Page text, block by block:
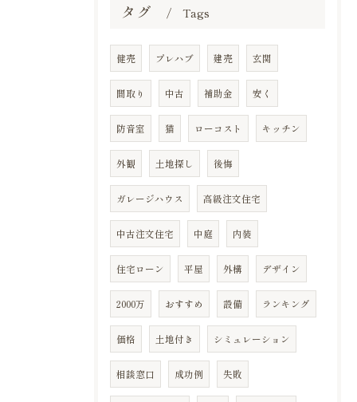
タグ Tags
健売 プレハブ 建売 玄関
間取り 中古 補助金 安く
防音室 猫 ローコスト キッチン
外観 土地探し 後悔
ガレージハウス 高級注文住宅
中古注文住宅 中庭 内装
住宅ローン 平屋 外構 デザイン
2000万 おすすめ 設備 ランキング
価格 土地付き シミュレーション
相談窓口 成功例 失敗